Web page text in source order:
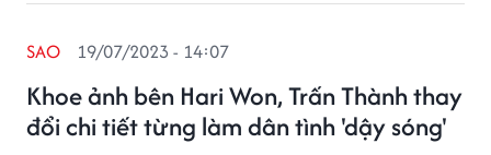
Khoe ảnh bên Hari Won, Trấn Thành thay
đổi chi tiết từng làm dân tình 'dậy sóng'
SAO 19/07/2023 - 14:07